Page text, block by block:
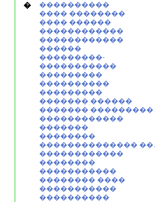
�
����������
���� ��������
���� ������
������������
������������
������
���������-
�����������
���������
����������
���������
������� ������
������� ���������
������������
�������
��������
�������������� ��.
������������
��������
�����������
�������� ����
�����������
����������